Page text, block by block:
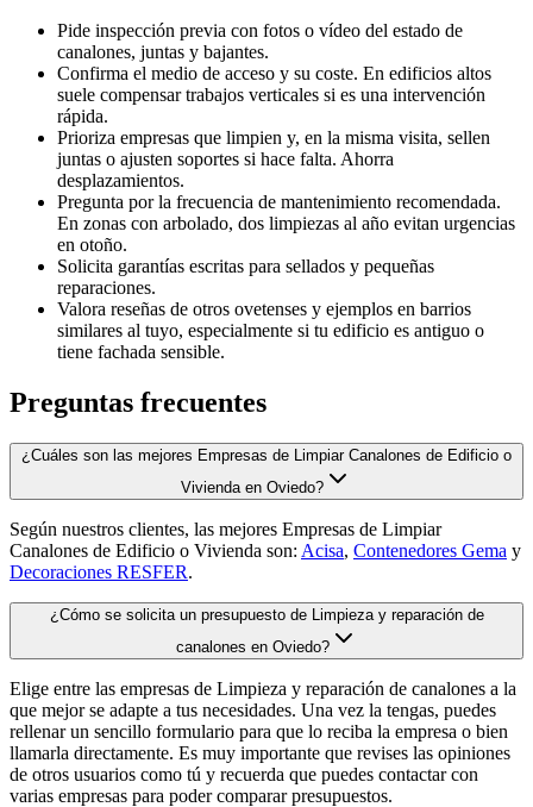
Pide inspección previa con fotos o vídeo del estado de
canalones, juntas y bajantes.
Confirma el medio de acceso y su coste. En edificios altos
suele compensar trabajos verticales si es una intervención
rápida.
Prioriza empresas que limpien y, en la misma visita, sellen
juntas o ajusten soportes si hace falta. Ahorra
desplazamientos.
Pregunta por la frecuencia de mantenimiento recomendada.
En zonas con arbolado, dos limpiezas al año evitan urgencias
en otoño.
Solicita garantías escritas para sellados y pequeñas
reparaciones.
Valora reseñas de otros ovetenses y ejemplos en barrios
similares al tuyo, especialmente si tu edificio es antiguo o
tiene fachada sensible.
Preguntas frecuentes
¿Cuáles son las mejores Empresas de Limpiar Canalones de Edificio o
Vivienda en Oviedo?
Según nuestros clientes, las mejores Empresas de Limpiar
Canalones de Edificio o Vivienda son: Acisa, Contenedores Gema y
Decoraciones RESFER.
¿Cómo se solicita un presupuesto de Limpieza y reparación de
canalones en Oviedo?
Elige entre las empresas de Limpieza y reparación de canalones a la
que mejor se adapte a tus necesidades. Una vez la tengas, puedes
rellenar un sencillo formulario para que lo reciba la empresa o bien
llamarla directamente. Es muy importante que revises las opiniones
de otros usuarios como tú y recuerda que puedes contactar con
varias empresas para poder comparar presupuestos.